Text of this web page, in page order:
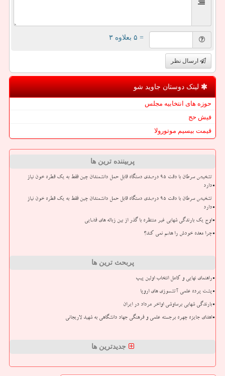
= ۵ بعلاوه ۳
ارسال نظر
لینک دوستان جاوید شو
حوزه های انتخابیه مجلس
فیش حج
قیمت بیسیم موتورولا
پربیننده ترین ها
تشخیص سرطان با دقت ۹۵ درصدی دستگاه قابل حمل دانشمندان چین فقط به یک قطره خون نیاز
دارد
تشخیص سرطان با دقت ۹۵ درصدی دستگاه قابل حمل دانشمندان چین فقط به یک قطره خون نیاز
دارد
اوج یک بارندگی شهابی غیر منتظره با گذر از بین زباله های فضایی
چرا معده خودش را هضم نمی کند؟
پربحث ترین ها
راهنمای نهایی و کامل انتخاب اولین پیپ
پشت پرده علمی آتشسوزی های اروپا
بارندگی شهابی برساوشی اواخر مرداد در ایران
اهدای جایزه چهره برجسته علمی و فرهنگی جهاد دانشگاهی به شهید لاریجانی
جدیدترین ها